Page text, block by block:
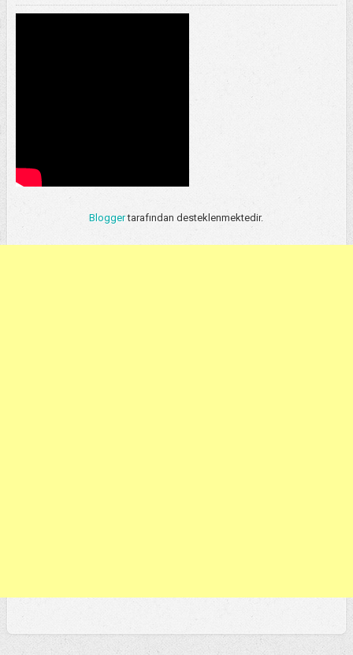
Bloggertarafından desteklenmektedir.